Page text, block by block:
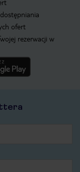
ofert
rezerwacji w